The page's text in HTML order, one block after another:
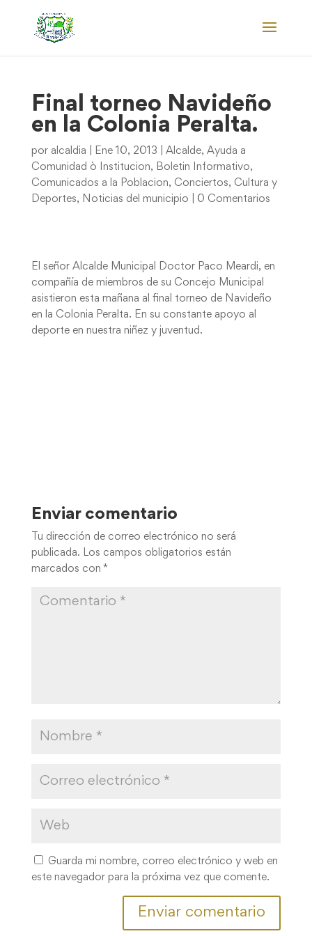
Final torneo Navideño
en la Colonia Peralta.
por alcaldia Ene 10, 2013 Alcalde, Ayuda a
Comunidad ò Institucion, Boletin Informativo,
Comunicados a la Poblacion, Conciertos, Cultura y
Deportes, Noticias del municipio 0 Comentarios
El señor Alcalde Municipal Doctor Paco Meardi, en
compañía de miembros de su Concejo Municipal
asistieron esta mañana al final torneo de Navideño
en la Colonia Peralta. En su constante apoyo al
deporte en nuestra niñez y juventud.
Enviar comentario
Tu dirección de correo electrónico no será
publicada. Los campos obligatorios están
marcados con *
Guarda mi nombre, correo electrónico y web en
este navegador para la próxima vez que comente.